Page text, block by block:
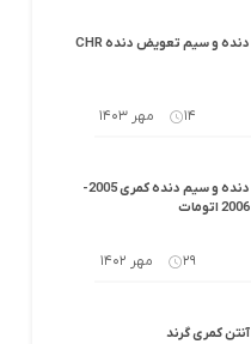
دنده و سیم تعویض دنده CHR
14 مهر 1403
دنده و سیم دنده کمری 2005-
2006 اتومات
29 مهر 1402
آنتن کمری گرند